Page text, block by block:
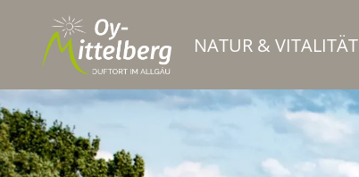
NATUR & VITALITÄT